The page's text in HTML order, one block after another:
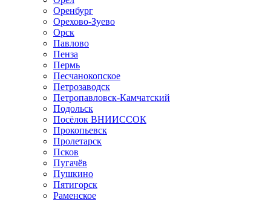
Оренбург
Орехово-Зуево
Орск
Павлово
Пенза
Пермь
Песчанокопское
Петрозаводск
Петропавловск-Камчатский
Подольск
Посёлок ВНИИССОК
Прокопьевск
Пролетарск
Псков
Пугачёв
Пушкино
Пятигорск
Раменское